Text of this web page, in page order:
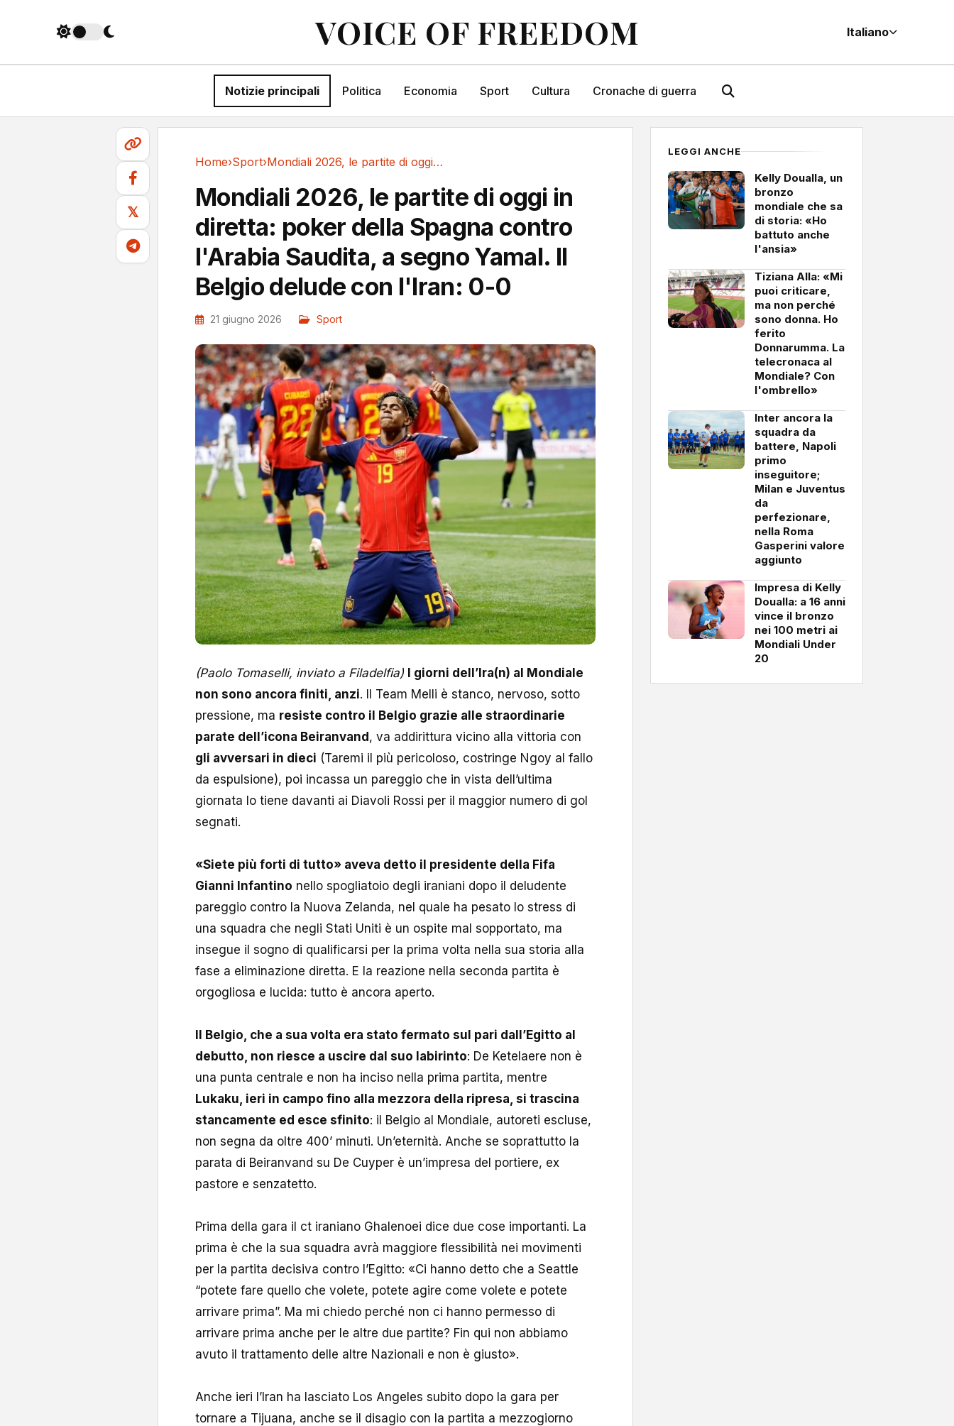
VOICE OF FREEDOM Italiano
Notizie principali Politica Economia Sport Cultura Cronache di guerra
𝕏
Home›Sport› Mondiali 2026, le partite di oggi in diretta:...
Mondiali 2026, le partite di oggi in
diretta: poker della Spagna contro
l'Arabia Saudita, a segno Yamal. Il
Belgio delude con l'Iran: 0-0
21 giugno 2026 Sport
(Paolo Tomaselli, inviato a Filadelfia)
I giorni dell’Ira(n) al Mondiale
non sono ancora finiti, anzi. Il Team Melli è stanco, nervoso, sotto
pressione, ma resiste contro il Belgio grazie alle straordinarie
parate dell’icona Beiranvand , va addirittura vicino alla vittoria con
gli avversari in dieci (Taremi il più pericoloso, costringe Ngoy al fallo
da espulsione), poi incassa un pareggio che in vista dell’ultima
giornata lo tiene davanti ai Diavoli Rossi per il maggior numero di gol
segnati.
«Siete più forti di tutto» aveva detto il presidente della Fifa
Gianni Infantino nello spogliatoio degli iraniani dopo il deludente
pareggio contro la Nuova Zelanda, nel quale ha pesato lo stress di
una squadra che negli Stati Uniti è un ospite mal sopportato, ma
insegue il sogno di qualificarsi per la prima volta nella sua storia alla
fase a eliminazione diretta. E la reazione nella seconda partita è
orgogliosa e lucida: tutto è ancora aperto.
Il Belgio, che a sua volta era stato fermato sul pari dall’Egitto al
debutto, non riesce a uscire dal suo labirinto: De Ketelaere non è
una punta centrale e non ha inciso nella prima partita, mentre
Lukaku, ieri in campo fino alla mezzora della ripresa, si trascina
stancamente ed esce sfinito: il Belgio al Mondiale, autoreti escluse,
non segna da oltre 400’ minuti. Un’eternità. Anche se soprattutto la
parata di Beiranvand su De Cuyper è un’impresa del portiere, ex
pastore e senzatetto.
Prima della gara il ct iraniano Ghalenoei dice due cose importanti. La
prima è che la sua squadra avrà maggiore flessibilità nei movimenti
per la partita decisiva contro l’Egitto: «Ci hanno detto che a Seattle
“potete fare quello che volete, potete agire come volete e potete
arrivare prima”. Ma mi chiedo perché non ci hanno permesso di
arrivare prima anche per le altre due partite? Fin qui non abbiamo
avuto il trattamento delle altre Nazionali e non è giusto».
Anche ieri l’Iran ha lasciato Los Angeles subito dopo la gara per
tornare a Tijuana, anche se il disagio con la partita a mezzogiorno
LEGGI ANCHE
Kelly Doualla, un
bronzo
mondiale che sa
di storia: «Ho
battuto anche
l'ansia»
Tiziana Alla: «Mi
puoi criticare,
ma non perché
sono donna. Ho
ferito
Donnarumma. La
telecronaca al
Mondiale? Con
l'ombrello»
Inter ancora la
squadra da
battere, Napoli
primo
inseguitore;
Milan e Juventus
da
perfezionare,
nella Roma
Gasperini valore
aggiunto
Impresa di Kelly
Doualla: a 16 anni
vince il bronzo
nei 100 metri ai
Mondiali Under
20